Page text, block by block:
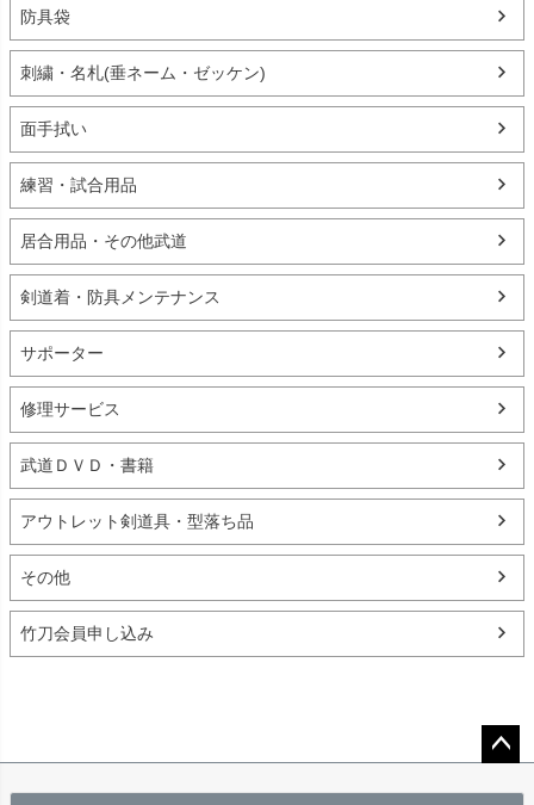
防具袋
刺繍・名札(垂ネーム・ゼッケン)
面手拭い
練習・試合用品
居合用品・その他武道
剣道着・防具メンテナンス
サポーター
修理サービス
武道ＤＶＤ・書籍
アウトレット剣道具・型落ち品
その他
竹刀会員申し込み